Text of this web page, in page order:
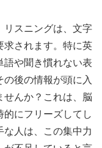
リスニングは、文字
求されます。特に英
語や聞き慣れない表
後の情報が頭に入
せんか？これは、脳
的にフリーズしてし
な人は、この集中力